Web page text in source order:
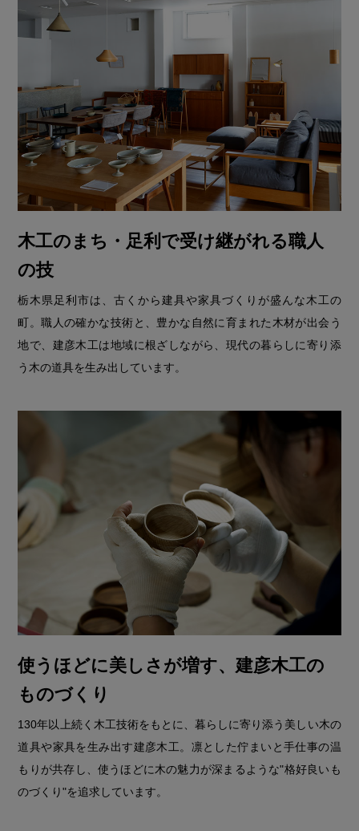
木工のまち・足利で受け継がれる職人
の技
栃木県足利市は、古くから建具や家具づくりが盛んな木工の
町。職人の確かな技術と、豊かな自然に育まれた木材が出会う
地で、建彦木工は地域に根ざしながら、現代の暮らしに寄り添
う木の道具を生み出しています。
使うほどに美しさが増す、建彦木工の
ものづくり
130年以上続く木工技術をもとに、暮らしに寄り添う美しい木の
道具や家具を生み出す建彦木工。凛とした佇まいと手仕事の温
もりが共存し、使うほどに木の魅力が深まるような"格好良いも
のづくり"を追求しています。